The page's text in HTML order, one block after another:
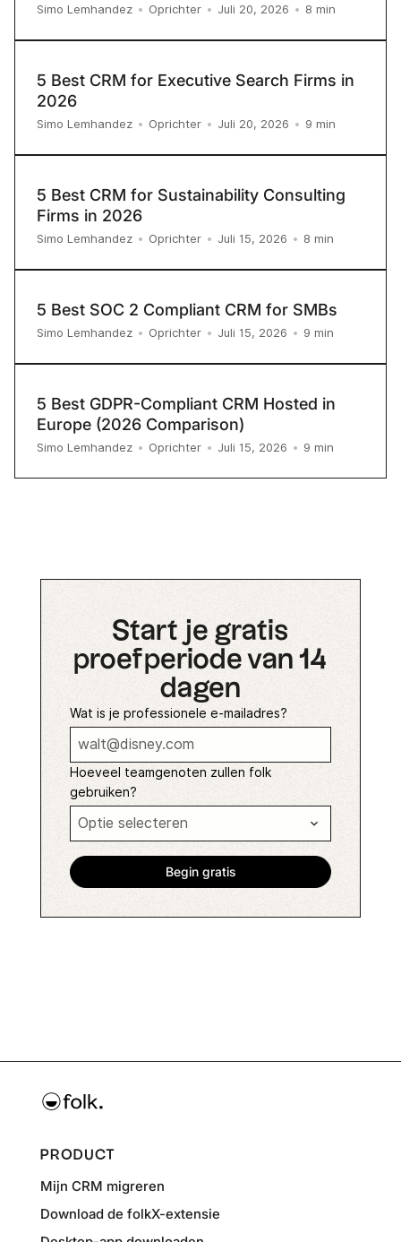
Simo Lemhandez • Oprichter • Juli 20, 2026 • 8 min
5 Best CRM for Executive Search Firms in
2026
Simo Lemhandez • Oprichter • Juli 20, 2026 • 9 min
5 Best CRM for Sustainability Consulting
Firms in 2026
Simo Lemhandez • Oprichter • Juli 15, 2026 • 8 min
5 Best SOC 2 Compliant CRM for SMBs
Simo Lemhandez • Oprichter • Juli 15, 2026 • 9 min
5 Best GDPR-Compliant CRM Hosted in
Europe (2026 Comparison)
Simo Lemhandez • Oprichter • Juli 15, 2026 • 9 min
Start je gratis
proefperiode van 14
dagen
Wat is je professionele e-mailadres?
Hoeveel teamgenoten zullen folk
gebruiken?
PRODUCT
Mijn CRM migreren
Download de folkX-extensie